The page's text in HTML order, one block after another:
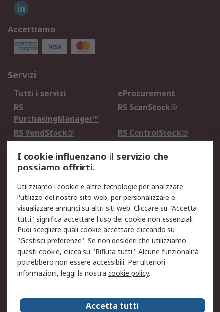
Accettiamo
Servizi
Tutti i servizi
eProcurement
RS
PurchasingManager™
RS ScanStock®
RS VendStock®
RS ControlStock®
Legale
Informativa Cookie
Informativa Privacy -
Aggiornata
Email Security
Termini d'uso
Condizioni di vendita
Condizioni generali di
servizio
Etica e responsabilità
Chi Siamo
Chi Siamo
Contattaci
I cookie influenzano il servizio che
possiamo offrirti.
Utilizziamo i cookie e altre tecnologie per analizzare
l'utilizzo del nostro sito web, per personalizzare e
visualizzare annunci su altri siti web. Cliccare su "Accetta
tutti" significa accettare l'uso dei cookie non essenziali.
Puoi scegliere quali cookie accettare cliccando su
"Gestisci preferenze". Se non desideri che utilizziamo
questi cookie, clicca su "Rifiuta tutti". Alcune funzionalità
potrebbero non essere accessibili. Per ulteriori
informazioni, leggi la nostra cookie policy.
Accetta tutti